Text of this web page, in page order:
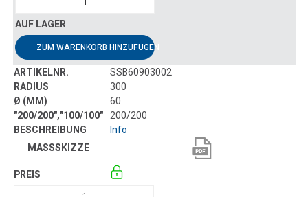
ZUM WARENKORB HINZUFÜGEN
SSB60903002
300
60
200/200
Info